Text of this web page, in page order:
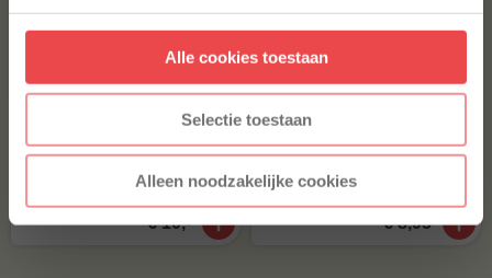
Alle cookies toestaan
Selectie toestaan
Alleen noodzakelijke cookies
Boeuf bourguignon
€ 10,-
Kipragout
(5
€ 8,95
* Alleen voor nieuwe inschrijvers, korting niet geldig op reeds
afgeprijsde producten.